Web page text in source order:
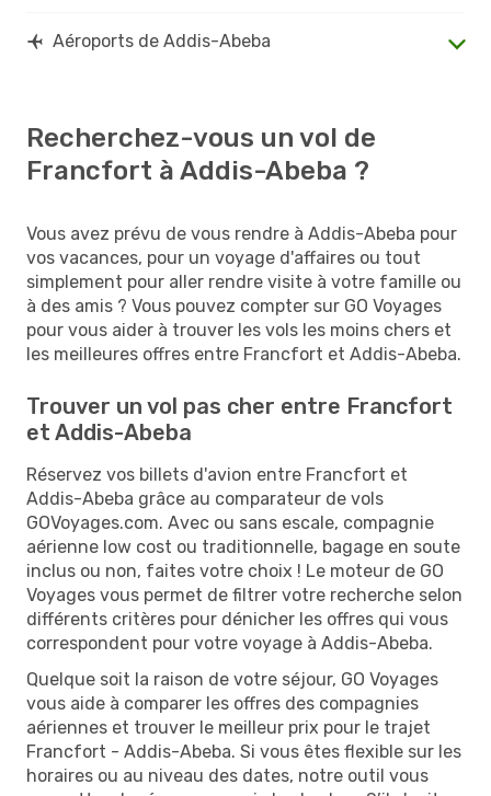
Aéroports de Addis-Abeba
Recherchez-vous un vol de
Francfort à Addis-Abeba ?
Vous avez prévu de vous rendre à Addis-Abeba pour
vos vacances, pour un voyage d'affaires ou tout
simplement pour aller rendre visite à votre famille ou
à des amis ? Vous pouvez compter sur GO Voyages
pour vous aider à trouver les vols les moins chers et
les meilleures offres entre Francfort et Addis-Abeba.
Trouver un vol pas cher entre Francfort
et Addis-Abeba
Réservez vos billets d'avion entre Francfort et
Addis-Abeba grâce au comparateur de vols
GOVoyages.com. Avec ou sans escale, compagnie
aérienne low cost ou traditionnelle, bagage en soute
inclus ou non, faites votre choix ! Le moteur de GO
Voyages vous permet de filtrer votre recherche selon
différents critères pour dénicher les offres qui vous
correspondent pour votre voyage à Addis-Abeba.
Quelque soit la raison de votre séjour, GO Voyages
vous aide à comparer les offres des compagnies
aériennes et trouver le meilleur prix pour le trajet
Francfort - Addis-Abeba. Si vous êtes flexible sur les
horaires ou au niveau des dates, notre outil vous